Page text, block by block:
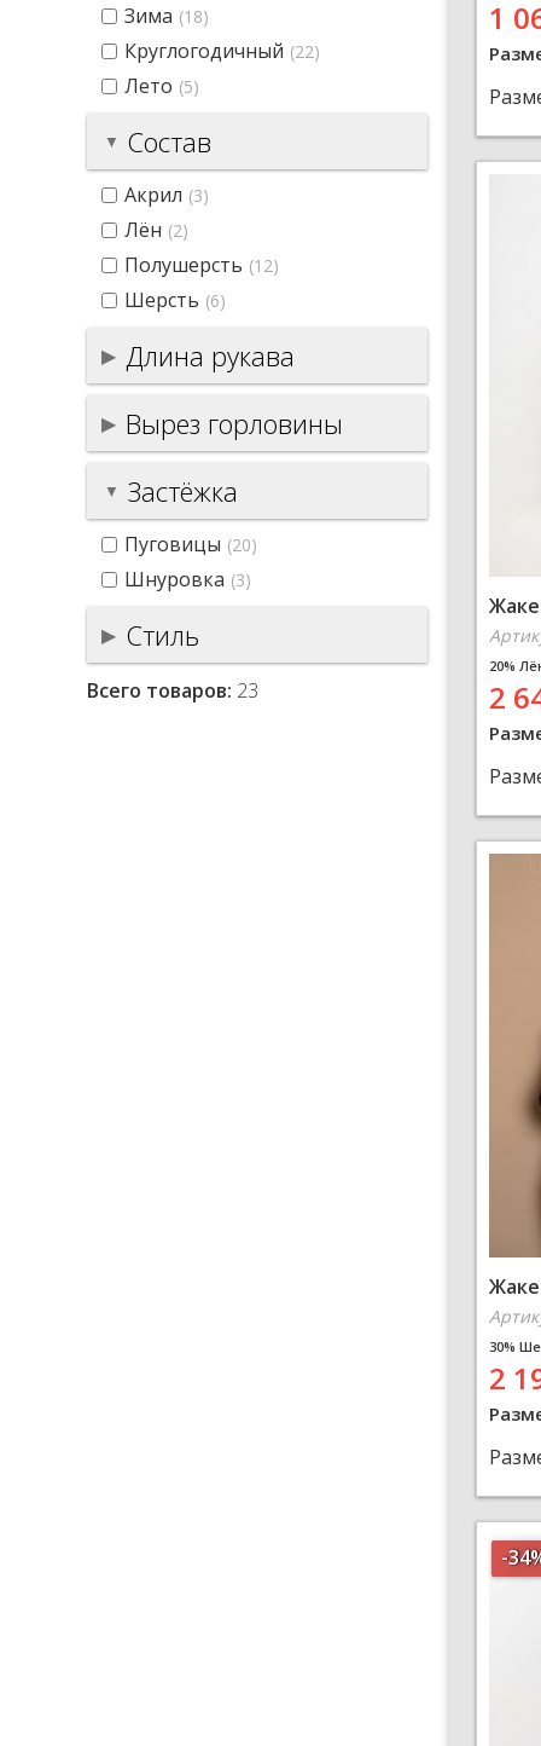
Зима (18)
Круглогодичный (22)
Лето (5)
Состав
Акрил (3)
Лён (2)
Полушерсть (12)
Шерсть (6)
Длина рукава
Вырез горловины
Застёжка
Пуговицы (20)
Шнуровка (3)
Стиль
Всего товаров: 23
1
20%
2
30%
2
-